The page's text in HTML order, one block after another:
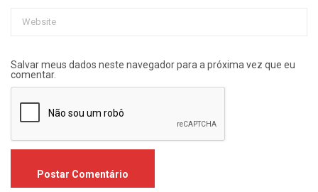
Salvar meus dados neste navegador para a próxima vez que eu
comentar.